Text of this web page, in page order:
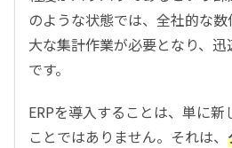
のような状態では、全社的な
大な集計作業が必要となり、
です。
ERPを導入することは、単に
ことではありません。それは、